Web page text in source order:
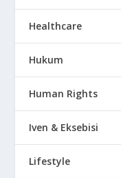
Healthcare
Hukum
Human Rights
Iven & Eksebisi
Lifestyle